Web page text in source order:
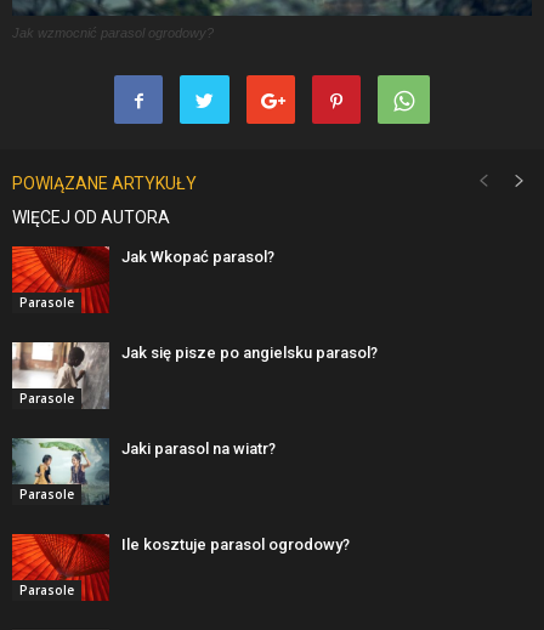
Jak wzmocnić parasol ogrodowy?
POWIĄZANE ARTYKUŁY
WIĘCEJ OD AUTORA
Parasole
Jak Wkopać parasol?
Parasole
Jak się pisze po angielsku parasol?
Parasole
Jaki parasol na wiatr?
Parasole
Ile kosztuje parasol ogrodowy?